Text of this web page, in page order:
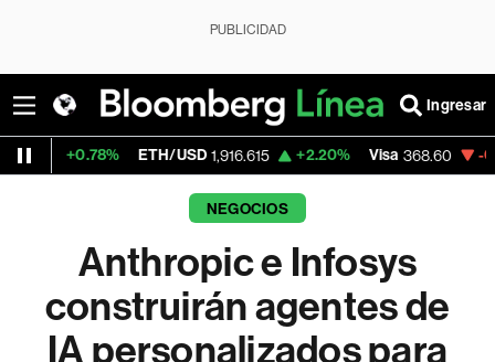
PUBLICIDAD
Ingresar
ETH/USD 1,916.615 +2.20% Visa 368.60 -0.27%
NEGOCIOS
Anthropic e Infosys
construirán agentes de
IA personalizados para